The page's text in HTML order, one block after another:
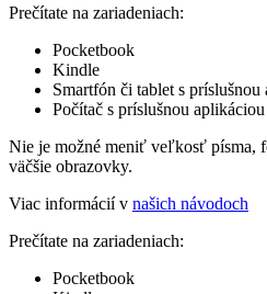
Prečítate na zariadeniach:
Pocketbook
Kindle
Smartfón či tablet s príslušnou
Počítač s príslušnou aplikáciou
Nie je možné meniť veľkosť písma,
väčšie obrazovky.
Viac informácií v našich návodoch
Prečítate na zariadeniach:
Pocketbook